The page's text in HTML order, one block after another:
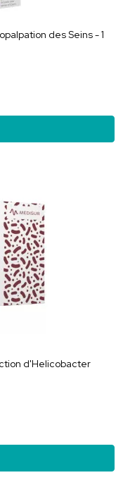
des Seins - 1
d'Helicobacter